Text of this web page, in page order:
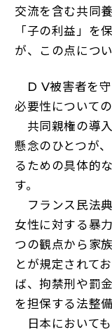
交流を含む共同
「子の利益」を
が、この点につ
D V被害者を守
必要性について
共同親権の導
懸念のひとつが
るための具体的
す。
フランス民法
女性に対する暴
つの観点から家
とが規定されて
ば、拘禁刑や罰
を担保する法整
日本において